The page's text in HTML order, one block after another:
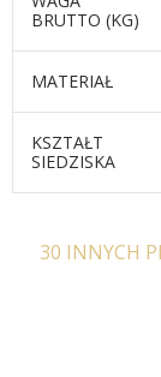
BRUTTO (KG)
MATERIAŁ
KSZTAŁT
SIEDZISKA
30 INNYCH